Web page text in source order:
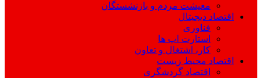
معیشت مردم و بازنشستگان
اقتصاد دیجیتال
فناوری
استارت اپ ها
کار، اشتغال و تعاون
اقتصاد محیط زیست
اقتصاد گردشگری